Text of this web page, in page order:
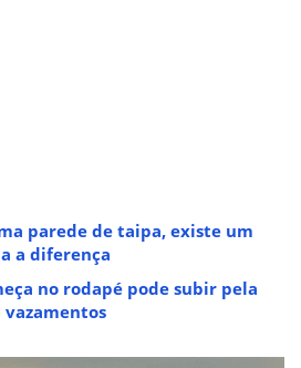
parede de taipa, existe um
a diferença
no rodapé pode subir pela
vazamentos